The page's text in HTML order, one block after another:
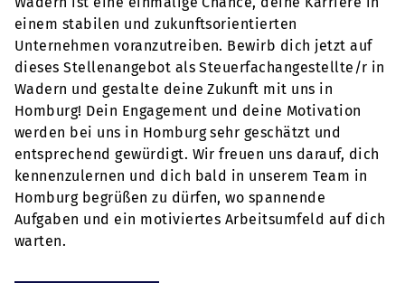
einem stabilen und zukunftsorientierten
Unternehmen voranzutreiben. Bewirb dich jetzt auf
dieses Stellenangebot als Steuerfachangestellte/r in
Wadern und gestalte deine Zukunft mit uns in
Homburg! Dein Engagement und deine Motivation
werden bei uns in Homburg sehr geschätzt und
entsprechend gewürdigt. Wir freuen uns darauf, dich
kennenzulernen und dich bald in unserem Team in
Homburg begrüßen zu dürfen, wo spannende
Aufgaben und ein motiviertes Arbeitsumfeld auf dich
warten.